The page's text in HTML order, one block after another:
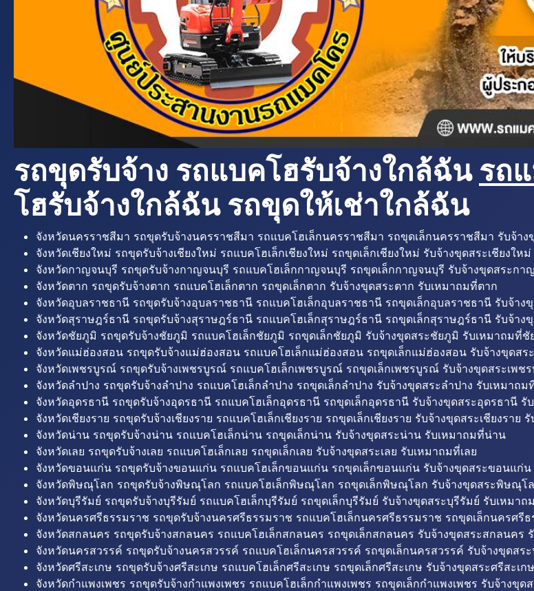
รถขุดรับจ้าง รถแบคโฮรับจ้างใกล้ฉัน รถ
โฮรับจ้างใกล้ฉัน รถขุดให้เช่าใกล้ฉัน
จังหวัดนครราชสีมา รถขุดรับจ้างนครราชสีมา รถแบคโฮเล็กนครราชสีมา รถขุดเล็กนครราชสีมา รับจ้า
จังหวัดเชียงใหม่ รถขุดรับจ้างเชียงใหม่ รถแบคโฮเล็กเชียงใหม่ รถขุดเล็กเชียงใหม่ รับจ้างขุดสระเชียงให
จังหวัดกาญจนบุรี รถขุดรับจ้างกาญจนบุรี รถแบคโฮเล็กกาญจนบุรี รถขุดเล็กกาญจนบุรี รับจ้างขุดสระก
จังหวัดตาก รถขุดรับจ้างตาก รถแบคโฮเล็กตาก รถขุดเล็กตาก รับจ้างขุดสระตาก รับเหมาถมที่ตาก
จังหวัดอุบลราชธานี รถขุดรับจ้างอุบลราชธานี รถแบคโฮเล็กอุบลราชธานี รถขุดเล็กอุบลราชธานี รับจ้า
จังหวัดสุราษฎร์ธานี รถขุดรับจ้างสุราษฎร์ธานี รถแบคโฮเล็กสุราษฎร์ธานี รถขุดเล็กสุราษฎร์ธานี รับจ้า
จังหวัดชัยภูมิ รถขุดรับจ้างชัยภูมิ รถแบคโฮเล็กชัยภูมิ รถขุดเล็กชัยภูมิ รับจ้างขุดสระชัยภูมิ รับเหมาถมที่ชั
จังหวัดแม่ฮ่องสอน รถขุดรับจ้างแม่ฮ่องสอน รถแบคโฮเล็กแม่ฮ่องสอน รถขุดเล็กแม่ฮ่องสอน รับจ้างขุดส
จังหวัดเพชรบูรณ์ รถขุดรับจ้างเพชรบูรณ์ รถแบคโฮเล็กเพชรบูรณ์ รถขุดเล็กเพชรบูรณ์ รับจ้างขุดสระเพ
จังหวัดลำปาง รถขุดรับจ้างลำปาง รถแบคโฮเล็กลำปาง รถขุดเล็กลำปาง รับจ้างขุดสระลำปาง รับเหมาถม
จังหวัดอุดรธานี รถขุดรับจ้างอุดรธานี รถแบคโฮเล็กอุดรธานี รถขุดเล็กอุดรธานี รับจ้างขุดสระอุดรธานี รั
จังหวัดเชียงราย รถขุดรับจ้างเชียงราย รถแบคโฮเล็กเชียงราย รถขุดเล็กเชียงราย รับจ้างขุดสระเชียงราย
จังหวัดน่าน รถขุดรับจ้างน่าน รถแบคโฮเล็กน่าน รถขุดเล็กน่าน รับจ้างขุดสระน่าน รับเหมาถมที่น่าน
จังหวัดเลย รถขุดรับจ้างเลย รถแบคโฮเล็กเลย รถขุดเล็กเลย รับจ้างขุดสระเลย รับเหมาถมที่เลย
จังหวัดขอนแก่น รถขุดรับจ้างขอนแก่น รถแบคโฮเล็กขอนแก่น รถขุดเล็กขอนแก่น รับจ้างขุดสระขอนแก่
จังหวัดพิษณุโลก รถขุดรับจ้างพิษณุโลก รถแบคโฮเล็กพิษณุโลก รถขุดเล็กพิษณุโลก รับจ้างขุดสระพิษณุโ
จังหวัดบุรีรัมย์ รถขุดรับจ้างบุรีรัมย์ รถแบคโฮเล็กบุรีรัมย์ รถขุดเล็กบุรีรัมย์ รับจ้างขุดสระบุรีรัมย์ รับเหมาถ
จังหวัดนครศรีธรรมราช รถขุดรับจ้างนครศรีธรรมราช รถแบคโฮเล็กนครศรีธรรมราช รถขุดเล็กนครศ
จังหวัดสกลนคร รถขุดรับจ้างสกลนคร รถแบคโฮเล็กสกลนคร รถขุดเล็กสกลนคร รับจ้างขุดสระสกลนคร
จังหวัดนครสวรรค์ รถขุดรับจ้างนครสวรรค์ รถแบคโฮเล็กนครสวรรค์ รถขุดเล็กนครสวรรค์ รับจ้างขุดสร
จังหวัดศรีสะเกษ รถขุดรับจ้างศรีสะเกษ รถแบคโฮเล็กศรีสะเกษ รถขุดเล็กศรีสะเกษ รับจ้างขุดสระศรีสะเ
จังหวัดกำแพงเพชร รถขุดรับจ้างกำแพงเพชร รถแบคโฮเล็กกำแพงเพชร รถขุดเล็กกำแพงเพชร รับจ้างขุ